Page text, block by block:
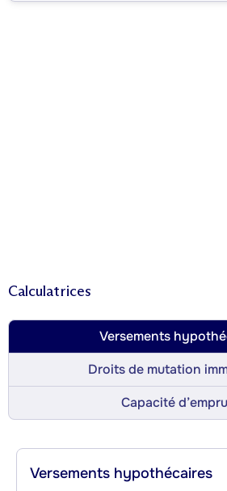
Calculatrices
Versements
Droits de mutation
Capacité
Versements hypothécaires